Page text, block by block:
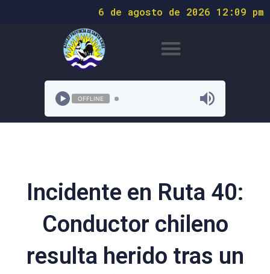
6 de agosto de 2026 12:09 pm
OFFLINE
Incidente en Ruta 40:
Conductor chileno
resulta herido tras un